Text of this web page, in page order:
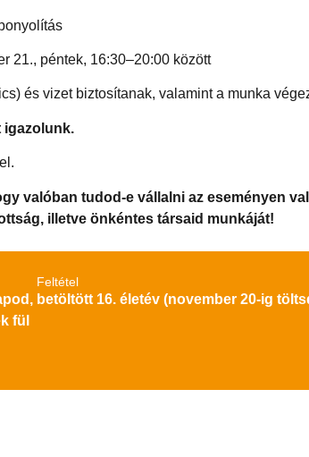
21., péntek, 16:30–20:00 között
és vizet biztosítanak, valamint a munka
igazolunk.
valóban tudod-e vállalni az eseményen
illetve önkéntes társaid munkáját!
fül
Feltétel
betöltött 16. életév (november 20-ig